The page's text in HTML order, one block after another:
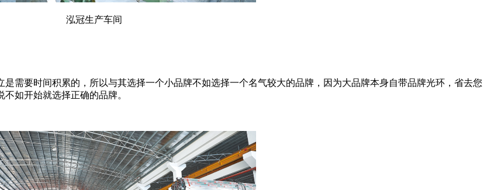
泓冠生产车间
需要时间积累的，所以与其选择一个小品牌不如选择一个名气较大的品牌，因为大品牌本身自带品牌光环，省去您
如开始就选择正确的品牌。